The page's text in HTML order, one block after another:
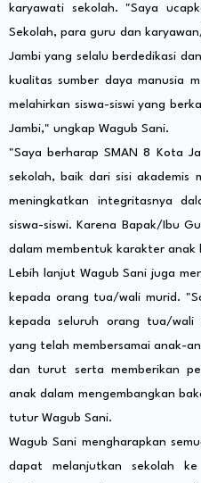
karyawati sekolah. "Saya
Sekolah, para guru dan
Jambi yang selalu berdedikasi
kualitas sumber daya manusia
melahirkan siswa-siswi yang
Jambi," ungkap Wagub Sani.
"Saya berharap SMAN 8 Kota
sekolah, baik dari sisi akademis
meningkatkan integritasnya
siswa-siswi. Karena Bapak/Ibu
dalam membentuk karakter anak
Lebih lanjut Wagub Sani juga
kepada orang tua/wali murid.
kepada seluruh orang tua/wali
yang telah membersamai anak-
dan turut serta memberikan
anak dalam mengembangkan
tutur Wagub Sani.
Wagub Sani mengharapkan
dapat melanjutkan sekolah